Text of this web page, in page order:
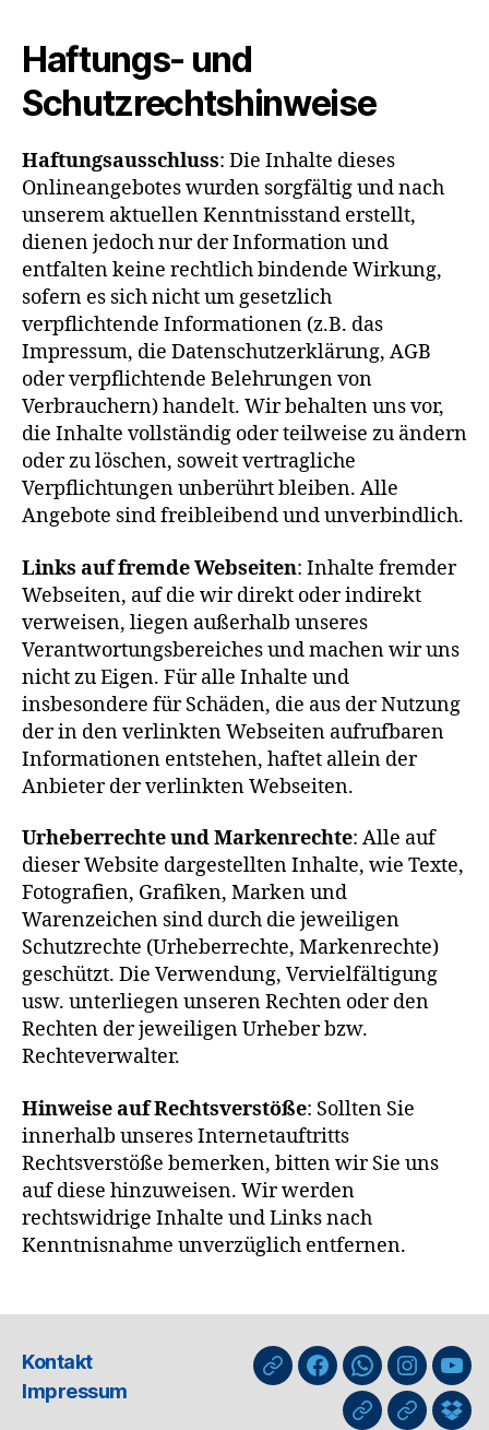
Haftungs- und
Schutzrechtshinweise
Haftungsausschluss: Die Inhalte dieses
Onlineangebotes wurden sorgfältig und nach
unserem aktuellen Kenntnisstand erstellt,
dienen jedoch nur der Information und
entfalten keine rechtlich bindende Wirkung,
sofern es sich nicht um gesetzlich
verpflichtende Informationen (z.B. das
Impressum, die Datenschutzerklärung, AGB
oder verpflichtende Belehrungen von
Verbrauchern) handelt. Wir behalten uns vor,
die Inhalte vollständig oder teilweise zu ändern
oder zu löschen, soweit vertragliche
Verpflichtungen unberührt bleiben. Alle
Angebote sind freibleibend und unverbindlich.
Links auf fremde Webseiten: Inhalte fremder
Webseiten, auf die wir direkt oder indirekt
verweisen, liegen außerhalb unseres
Verantwortungsbereiches und machen wir uns
nicht zu Eigen. Für alle Inhalte und
insbesondere für Schäden, die aus der Nutzung
der in den verlinkten Webseiten aufrufbaren
Informationen entstehen, haftet allein der
Anbieter der verlinkten Webseiten.
Urheberrechte und Markenrechte: Alle auf
dieser Website dargestellten Inhalte, wie Texte,
Fotografien, Grafiken, Marken und
Warenzeichen sind durch die jeweiligen
Schutzrechte (Urheberrechte, Markenrechte)
geschützt. Die Verwendung, Vervielfältigung
usw. unterliegen unseren Rechten oder den
Rechten der jeweiligen Urheber bzw.
Rechteverwalter.
Hinweise auf Rechtsverstöße: Sollten Sie
innerhalb unseres Internetauftritts
Rechtsverstöße bemerken, bitten wir Sie uns
auf diese hinzuweisen. Wir werden
rechtswidrige Inhalte und Links nach
Kenntnisnahme unverzüglich entfernen.
Kontakt
Impressum
nuLigaFacebookWhatsApp-
Kanal
GIPHYThreads